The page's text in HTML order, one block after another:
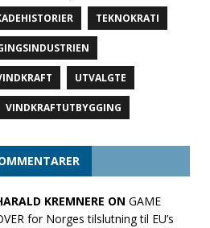
TEKNOKRATI
UTVALGTE
VINDKRAFTUTBYGGING
KREMNERE ON GAME
for Norges tilslutning til EU’s